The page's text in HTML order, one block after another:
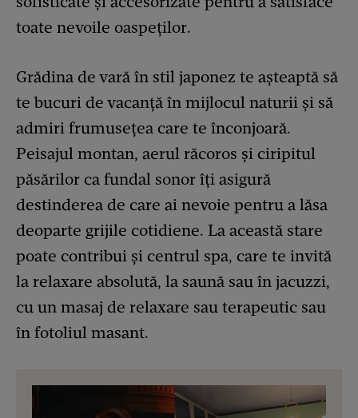
toate nevoile oaspeților.
Grădina de vară în stil japonez te așteaptă să
te bucuri de vacanță în mijlocul naturii și să
admiri frumusețea care te înconjoară.
Peisajul montan, aerul răcoros și ciripitul
păsărilor ca fundal sonor îți asigură
destinderea de care ai nevoie pentru a lăsa
deoparte grijile cotidiene. La această stare
poate contribui și centrul spa, care te invită
la relaxare absolută, la saună sau în jacuzzi,
cu un masaj de relaxare sau terapeutic sau
în fotoliul masant.